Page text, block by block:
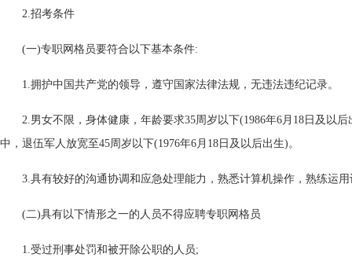
2.招考条件
(一)专职网格员要符合以下基本条件:
1.拥护中国共产党的领导，遵守国家法律法规，无违法违纪记录。
2.男女不限，身体健康，年龄要求35周岁以下(1986年6月18日及以
中，退伍军人放宽至45周岁以下(1976年6月18日及以后出生)。
3.具有较好的沟通协调和应急处理能力，熟悉计算机操作，熟练运
(二)具有以下情形之一的人员不得应聘专职网格员
1.受过刑事处罚和被开除公职的人员;